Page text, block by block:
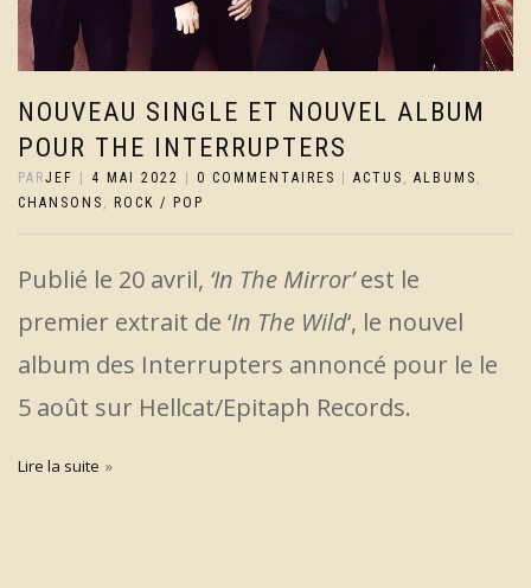
NOUVEAU SINGLE ET NOUVEL ALBUM
POUR THE INTERRUPTERS
PARJEF 4 MAI 2022 0 COMMENTAIRES ACTUS , ALBUMS ,
CHANSONS , ROCK / POP
Publié le 20 avril, ‘In The Mirror’est le
premier extrait de ‘In The Wild‘, le nouvel
album des Interrupters annoncé pour le le
5 août sur Hellcat/Epitaph Records.
Lire la suite